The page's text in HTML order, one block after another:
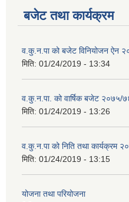
बजेट तथा कार्यक्रम
व.कु.न.पा को बजेट विनियोजन ऐन
मिति: 01/24/2019 - 13:34
व.कु.न.पा. को वार्षिक बजेट २०७५/
मिति: 01/24/2019 - 13:26
व.कु.न.पा को निति तथा कार्यक्रम
मिति: 01/24/2019 - 13:15
योजना तथा परियोजना